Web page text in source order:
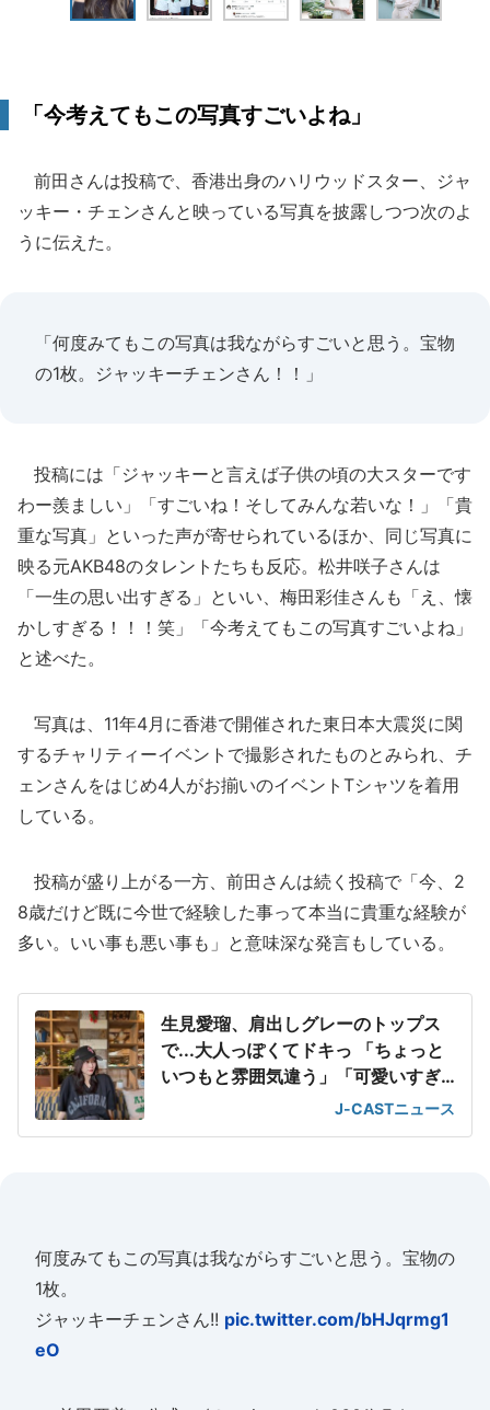
「今考えてもこの写真すごいよね」
前田さんは投稿で、香港出身のハリウッドスター、ジャ
ッキー・チェンさんと映っている写真を披露しつつ次のよ
うに伝えた。
「何度みてもこの写真は我ながらすごいと思う。宝物
の1枚。ジャッキーチェンさん！！」
投稿には「ジャッキーと言えば子供の頃の大スターです
わー羨ましい」「すごいね！そしてみんな若いな！」「貴
重な写真」といった声が寄せられているほか、同じ写真に
映る元AKB48のタレントたちも反応。松井咲子さんは
「一生の思い出すぎる」といい、梅田彩佳さんも「え、懐
かしすぎる！！！笑」「今考えてもこの写真すごいよね」
と述べた。
写真は、11年4月に香港で開催された東日本大震災に関
するチャリティーイベントで撮影されたものとみられ、チ
ェンさんをはじめ4人がお揃いのイベントTシャツを着用
している。
投稿が盛り上がる一方、前田さんは続く投稿で「今、2
8歳だけど既に今世で経験した事って本当に貴重な経験が
多い。いい事も悪い事も」と意味深な発言もしている。
生見愛瑠、肩出しグレーのトップス
で...大人っぽくてドキっ 「ちょっと
いつもと雰囲気違う」「可愛いすぎ
J-CASTニュース
何度みてもこの写真は我ながらすごいと思う。宝物の
1枚。
ジャッキーチェンさん!! pic.twitter.com/bHJqrmg1
eO